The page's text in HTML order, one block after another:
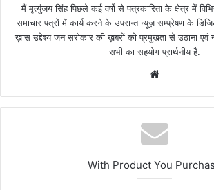
मैं मृत्युंजय सिंह पिछले कई वर्षो से पत्रकारिता के क्षेत्र में
समाचार पत्रों में कार्य करने के उपरान्त न्यूज़ सम्प्रेषण के
ख़ास उद्देश्य जन सरोकार की ख़बरों को प्रमुखता से उठाना एवं
सभी का सहयोग प्रार्थनीय है.
With Product You